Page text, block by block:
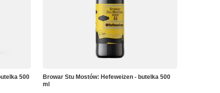
500
Browar Stu Mostów: Hefeweizen - butelka 500
ml